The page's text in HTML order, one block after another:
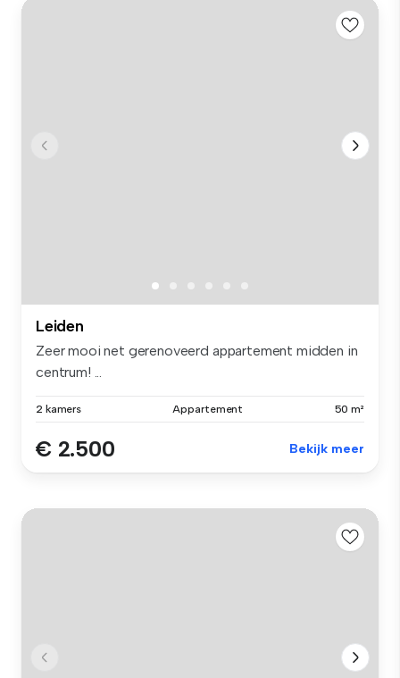
Leiden
Zeer mooi net gerenoveerd appartement midden in
centrum! ...
2 kamers Appartement 50 m²
€ 2.500 Bekijk meer